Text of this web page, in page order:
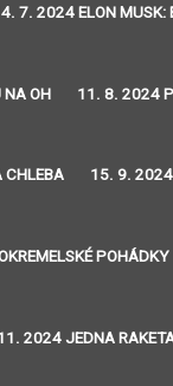
7. 2024 ELON MUSK:
NA OH 11. 8. 2024
CHLEBA 15. 9. 2024
POHÁDKY
2024 JEDNA